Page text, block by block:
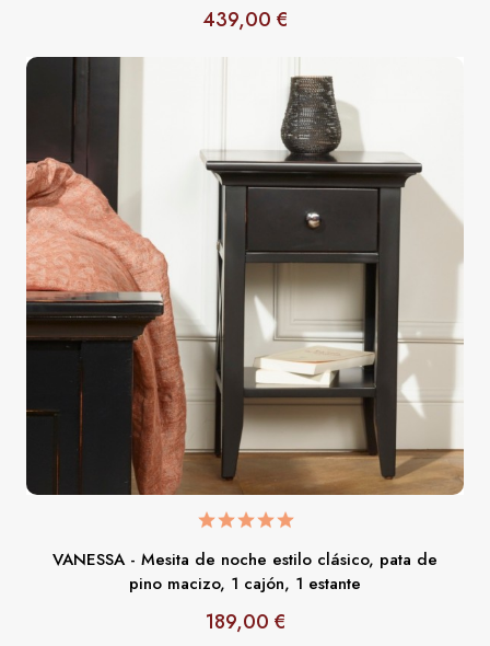
Precio
439,00 €
VANESSA - Mesita de noche estilo clásico, pata de
pino macizo, 1 cajón, 1 estante
Precio
189,00 €